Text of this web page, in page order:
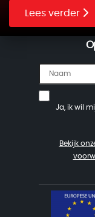
Lees verder
Ja, ik wil
Bekijk